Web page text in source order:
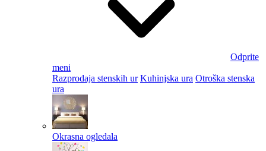
Odprite
meni
Razprodaja stenskih ur Kuhinjska ura Otroška stenska
ura
Okrasna ogledala